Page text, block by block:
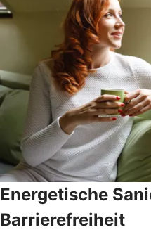
Energetische
Barrierefreiheit